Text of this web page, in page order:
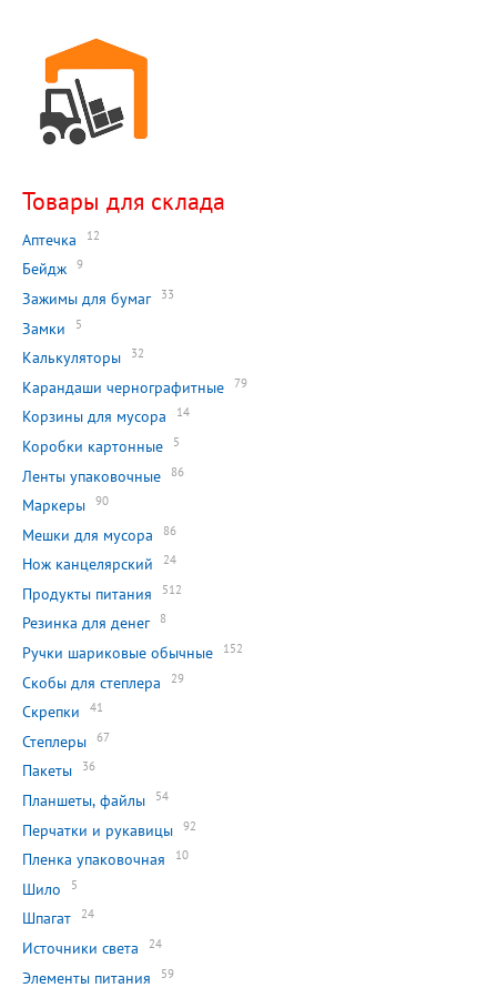
Товары для склада
Аптечка 12
Бейдж 9
Зажимы для бумаг 33
Замки 5
Калькуляторы 32
Карандаши чернографитные 79
Корзины для мусора 14
Коробки картонные 5
Ленты упаковочные 86
Маркеры 90
Мешки для мусора 86
Нож канцелярский 24
Продукты питания 512
Резинка для денег 8
Ручки шариковые обычные 152
Скобы для степлера 29
Скрепки 41
Степлеры 67
Пакеты 36
Планшеты, файлы 54
Перчатки и рукавицы 92
Пленка упаковочная 10
Шило 5
Шпагат 24
Источники света 24
Элементы питания 59